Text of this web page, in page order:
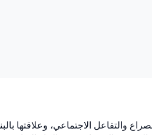
والتفاعل الاجتماعي، وعلاقتها